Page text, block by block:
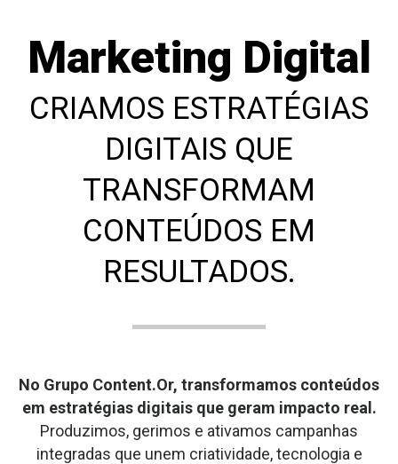
Marketing Digital
CRIAMOS ESTRATÉGIAS
DIGITAIS QUE
TRANSFORMAM
CONTEÚDOS EM
RESULTADOS.
No Grupo Content.Or, transformamos conteúdos
em estratégias digitais que geram impacto real.
Produzimos, gerimos e ativamos campanhas
integradas que unem criatividade, tecnologia e